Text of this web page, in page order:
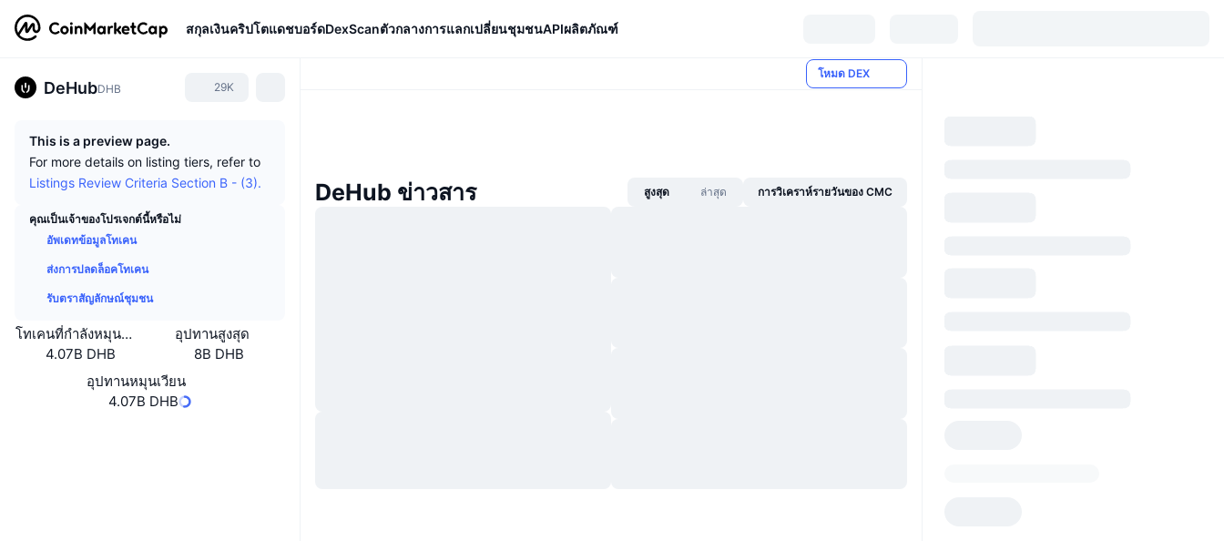
สกุลเงินคริปโตแดชบอร์ดDexScanตัวกลางการแลกเปลี่ยนชุมชนAPIผลิตภัณฑ์
DeHubDHB 29K
This is a preview page.
For more details on listing tiers, refer to
Listings Review Criteria Section B - (3).
คุณเป็นเจ้าของโปรเจกต์นี้หรือไม่
อัพเดทข้อมูลโทเคน
ส่งการปลดล็อคโทเคน
รับตราสัญลักษณ์ชุมชน
โทเคนที่กำลังหมุนเวียนหรือถูกล็อค
4.07B DHB
อุปทานสูงสุด
8B DHB
อุปทานหมุนเวียน
4.07B DHB
โหมด DEX
DeHub ข่าวสาร สูงสุด ล่าสุด การวิเคราห์รายวันของ CMC